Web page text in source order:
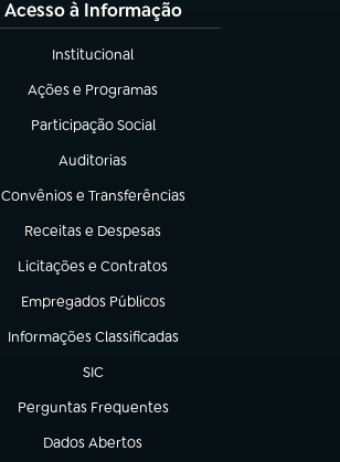
Acesso à Informação
Institucional
(abre em nova aba)
Ações e Programas
(abre em nova aba)
Participação Social
(abre em nova aba)
Auditorias
(abre em nova aba)
Convênios e Transferências
(abre em nova aba)
Receitas e Despesas
(abre em nova aba)
Licitações e Contratos
(abre em nova aba)
Empregados Públicos
(abre em nova aba)
Informações Classificadas
(abre em nova aba)
SIC
(abre em nova aba)
Perguntas Frequentes
(abre em nova aba)
Dados Abertos
(abre em nova aba)